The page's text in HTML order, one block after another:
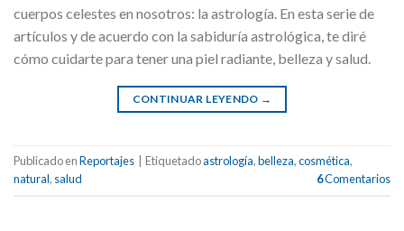
cuerpos celestes en nosotros: la astrología. En esta serie de
artículos y de acuerdo con la sabiduría astrológica, te diré
cómo cuidarte para tener una piel radiante, belleza y salud.
CONTINUAR LEYENDO →
Publicado enReportajes Etiquetadoastrología,belleza,cosmética,
natural, salud 6Comentarios